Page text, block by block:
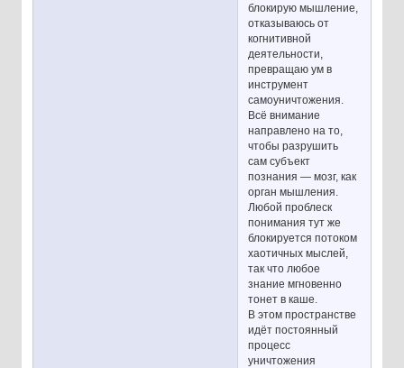
блокирую мышление,
отказываюсь от
когнитивной
деятельности,
превращаю ум в
инструмент
самоуничтожения.
Всё внимание
направлено на то,
чтобы разрушить
сам субъект
познания — мозг, как
орган мышления.
Любой проблеск
понимания тут же
блокируется потоком
хаотичных мыслей,
так что любое
знание мгновенно
тонет в каше.
В этом пространстве
идёт постоянный
процесс
уничтожения